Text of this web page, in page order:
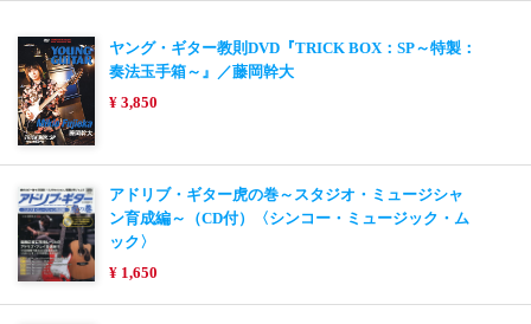
ヤング・ギター教則DVD『TRICK BOX：SP～特製：
奏法玉手箱～』／藤岡幹大
¥ 3,850
アドリブ・ギター虎の巻～スタジオ・ミュージシャ
ン育成編～（CD付）〈シンコー・ミュージック・ム
ック〉
¥ 1,650